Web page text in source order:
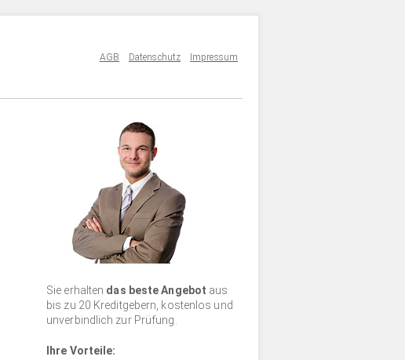
AGB Datenschutz Impressum
Sie erhalten das beste Angebot aus
bis zu 20 Kreditgebern, kostenlos und
unverbindlich zur Prüfung.
Ihre Vorteile: